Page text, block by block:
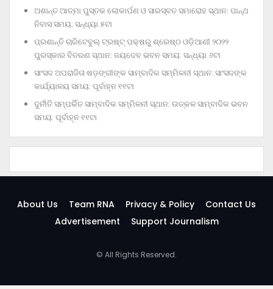
ଅଶାନ୍ତ ଆତ୍ମା ପୁସ୍ତକ ଲୋକାର୍ପଣ ଓ ସାରସ୍ବତ ସମାରୋହ ସ୍ଥାନ: ପାନ୍ଥ
ନିବାସ ସମୟ: ସନ୍ଧ୍ୟା ୫ଟା
ପ୍ରଶାନ୍ତି ଚାରିଟେବୁଲ୍‌ ଟ୍ରଷ୍ଟ୍‌ ପକ୍ଷରୁ ଶ୍ରେଷ୍ଠ ଓଡ଼ିଆଣୀ ୨୦୨୨
ପୁରସ୍କାର ବିତରଣ ସ୍ଥାନ: ଜୟଦେବ ଭବନ ସମୟ: ସନ୍ଧ୍ୟା ୬ଟା
ସାଂସଦ ଅପରାଜିତା ଷଡ଼ଙ୍ଗୀଙ୍କ ସାମ୍ବାଦିକ ସମ୍ମିଳନୀ ସ୍ଥାନ: ସାଂସଦଙ୍କ
କାର୍ଯ୍ୟାଳୟ ସମୟ: ପୂର୍ବାହ୍ନ ୧୧ଟା
ଦୁର୍ନୀତି ସମ୍ପର୍କିତ ସାମ୍ବାଦିକ ସମ୍ମିଳନୀ ସ୍ଥାନ: ଉତ୍କଳ ସାମ୍ବାଦିକ ଭବନ
ସମୟ: ପୂର୍ବାହ୍ନ ୧୧ଟା
About Us Team RNA Privacy & Policy
Contact Us
Advertisement
Support Journalism
© All Rights Reserved.